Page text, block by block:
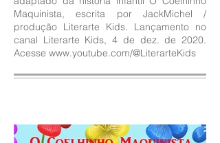
Maquinista, escrita por JackMichel /
produção Literarte Kids. Lançamento no
canal Literarte Kids, 4 de dez. de 2020.
Acesse www.youtube.com/@LiterarteKids